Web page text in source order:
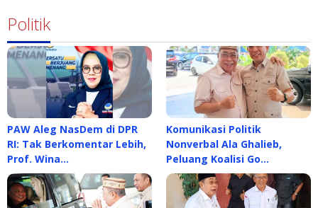
Politik
PAW Aleg NasDem di DPR
RI: Tak Berkomentar Lebih,
Prof. Wina…
Komunikasi Politik
Nonverbal Ala Ghalieb,
Peluang Koalisi Go…